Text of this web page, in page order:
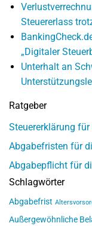
Steuererlass
„Digitaler
Unterhalt an
Ratgeber
Steuererklärung
Abgabefristen für
Abgabepflicht für
Schlagwörter
Abgabefrist
Außergewöhnliche